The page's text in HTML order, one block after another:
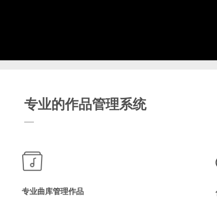
专业的作品管理系统
专业曲库管理作品